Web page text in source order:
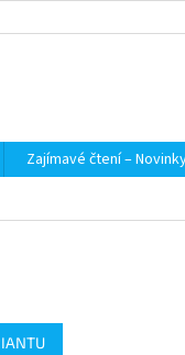
Zajímavé čtení –